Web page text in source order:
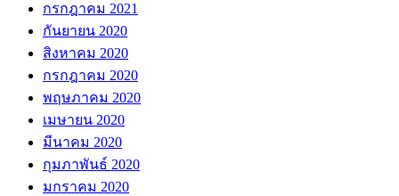
กรกฎาคม 2021
กันยายน 2020
สิงหาคม 2020
กรกฎาคม 2020
พฤษภาคม 2020
เมษายน 2020
มีนาคม 2020
กุมภาพันธ์ 2020
มกราคม 2020